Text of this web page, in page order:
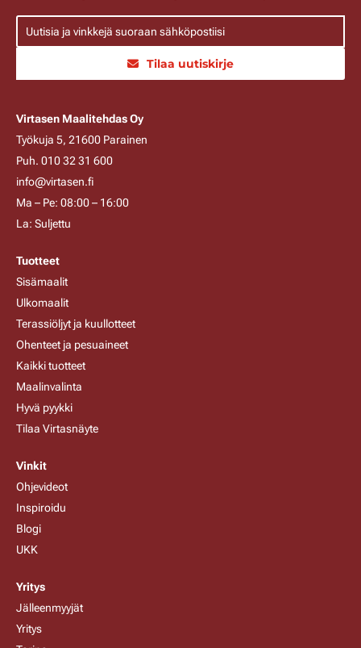
Tilaa uutiskirje
Virtasen Maalitehdas Oy
Työkuja 5, 21600 Parainen
Puh. 010 32 31 600
info@virtasen.fi
Ma – Pe: 08:00 – 16:00
La: Suljettu
Tuotteet
Sisämaalit
Ulkomaalit
Terassiöljyt ja kuullotteet
Ohenteet ja pesuaineet
Kaikki tuotteet
Maalinvalinta
Hyvä pyykki
Tilaa Virtasnäyte
Vinkit
Ohjevideot
Inspiroidu
Blogi
UKK
Yritys
Jälleenmyyjät
Yritys